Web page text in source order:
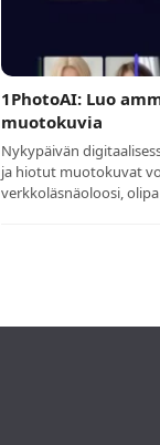
1PhotoAI: Luo
muotokuvia
Nykypäivän
ja hiotut muotokuvat
verkkoläsnäoloosi,